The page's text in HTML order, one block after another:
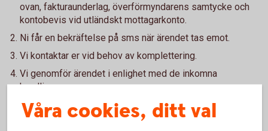
ovan, fakturaunderlag, överförmyndarens samtycke och
kontobevis vid utländskt mottagarkonto.
Ni får en bekräftelse på sms när ärendet tas emot.
Vi kontaktar er vid behov av komplettering.
Vi genomför ärendet i enlighet med de inkomna
handlingarna.
Ni får en skriftlig bekräftelse via post.
Våra cookies, ditt val